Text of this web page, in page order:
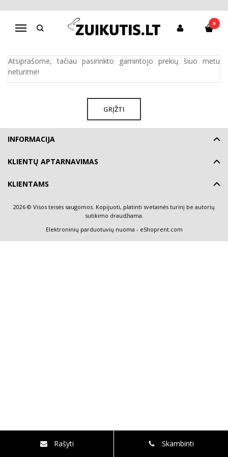
Navigacija
0
NIMBLE
Pagrindinis Pirkite pagal gamintoją Nimble
Atsiprašome, tačiau pasirinkto gamintojo prekių šiuo metu
neturime!
GRĮŽTI
INFORMACIJA
KLIENTŲ APTARNAVIMAS
KLIENTAMS
2026 © Visos teisės saugomos. Kopijuoti, platinti svetainės turinį be autorių
sutikimo draudžiama.
Elektroninių parduotuvių nuoma - eShoprent.com
Rašyti Skambinti